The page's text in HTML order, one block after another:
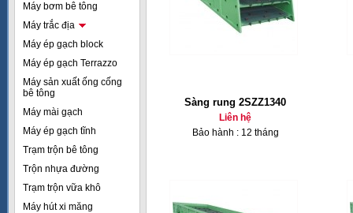
Máy bơm bê tông
Máy trắc địa
Máy ép gạch block
Máy ép gạch Terrazzo
Máy sản xuất ống cống
bê tông
Máy mài gạch
Máy ép gạch tĩnh
Trạm trộn bê tông
Trộn nhựa đường
Trạm trộn vữa khô
Máy hút xi măng
Sàng rung 2SZZ1340
Liên hệ
Bảo hành : 12 tháng